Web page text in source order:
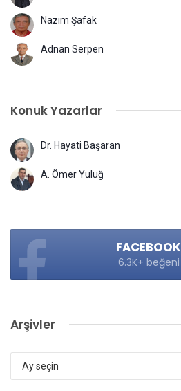
Nazım Şafak
Adnan Serpen
Konuk Yazarlar
Dr. Hayati Başaran
A. Ömer Yuluğ
FACEBOOK
6.3K+ beğeni
Arşivler